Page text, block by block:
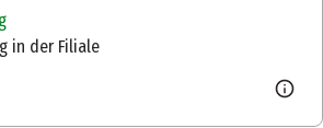
in der Filiale